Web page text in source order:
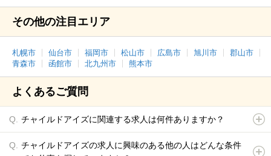
その他の注目エリア
札幌市 仙台市 福岡市 松山市 広島市 旭川市
郡山市
青森市
函館市 北九州市 熊本市
よくあるご質問
チャイルドアイズに関連する求人は何件ありますか？
チャイルドアイズの求人に興味のある他の人はどんな条件